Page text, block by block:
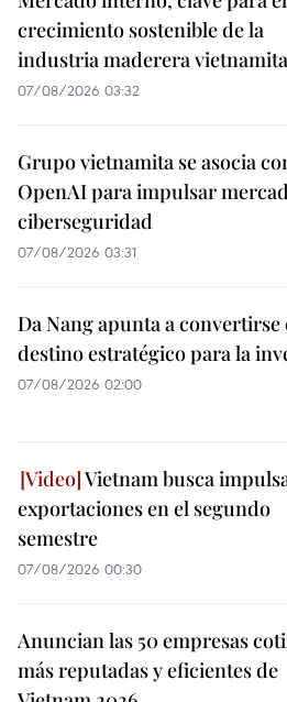
crecimiento sostenible de la
industria maderera vietnamita
07/08/2026 03:32
Grupo vietnamita se asocia
OpenAI para impulsar
ciberseguridad
07/08/2026 03:31
Da Nang apunta a convertirse
destino estratégico para la
07/08/2026 02:00
Vietnam busca
exportaciones en el segundo
semestre
07/08/2026 00:30
Anuncian las 50 empresas
más reputadas y eficientes de